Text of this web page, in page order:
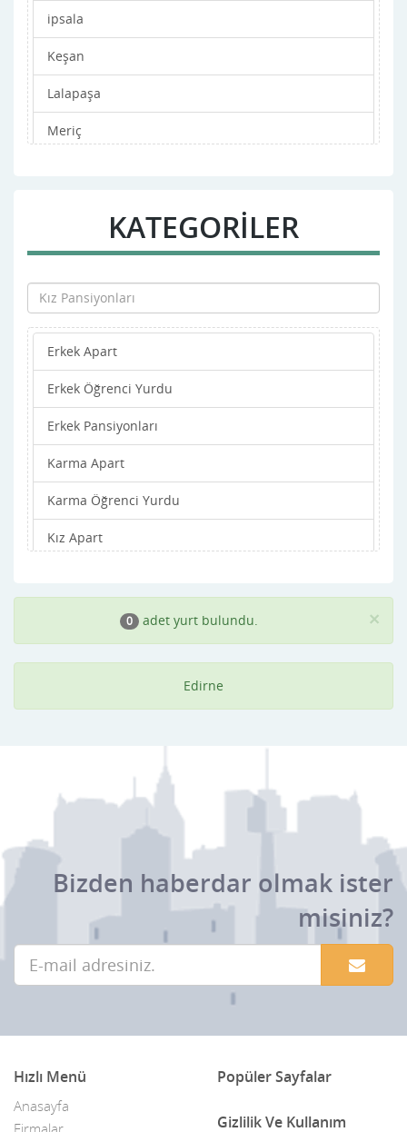
ipsala
Keşan
Lalapaşa
Meriç
UzunköprüKATEGORİLER
Erkek Apart
Erkek Öğrenci Yurdu
Erkek Pansiyonları
Karma Apart
Karma Öğrenci Yurdu
Kız Apart
Kız Pansiyonları ×
0 adet yurt bulundu.
Edirne
Bizden haberdar olmak ister
misiniz?
Hızlı Menü
Anasayfa
Popüler Sayfalar
Gizlilik Ve Kullanım